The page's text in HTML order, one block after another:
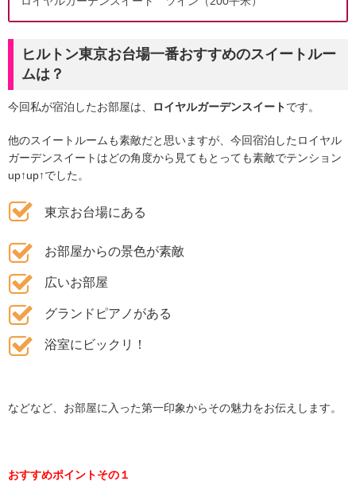
ヒルトン東京お台場一番おすすめのスイートルー
ムは？
今回私が宿泊したお部屋は、 ロイヤルガーデンスイートです。
他のスイートルームも素敵だと思いますが、今回宿泊したロイヤル
ガーデンスイートはどの角度から見てもとっても素敵でテンション
up↑up↑でした。
東京お台場にある
お部屋からの景色が素敵
広いお部屋
グランドピアノがある
浴室にビックリ！
などなど、お部屋に入った第一印象からその魅力をお伝えします。
おすすめポイントその１